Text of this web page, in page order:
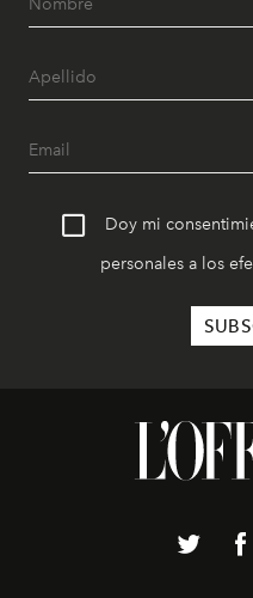
Doy mi
personales a los